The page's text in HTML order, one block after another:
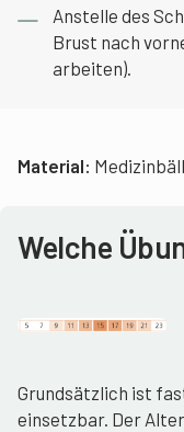
Anstelle des
Brust nach
arbeiten).
Material:
Welche
Grundsätzlich ist
einsetzbar. Der